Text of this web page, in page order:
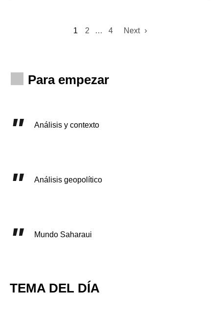
1 2 … 4 Next
Para empezar
Análisis y contexto
Análisis geopolítico
Mundo Saharaui
TEMA DEL DÍA